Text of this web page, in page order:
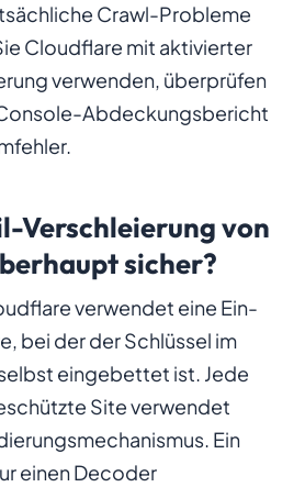
Crawl-Probleme
Cloudflare mit aktivierter
verwenden, überprüfen
Abdeckungsbericht
Verschleierung von
sicher?
verwendet eine Ein-
bei der der Schlüssel im
eingebettet ist. Jede
Site verwendet
Ein
einen Decoder